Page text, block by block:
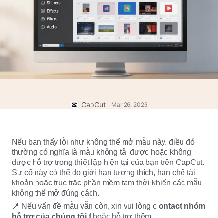
Văn bản và âm thanh
Phụ đề tự động
Nhận dạng lời nói
Chuyển văn bản thành lời nói
Cải thiện giọng nói
Giảm tiếng ồn
Hình ảnh
Tiếp thị
Phong cách sống và vlog
Thiết kế tùy chỉnh
Xem thêm
Tài nguyên
Xu hướng thị trường
Lựa chọn hàng đầu
Xu hướng và mẹo về mẫu
Xem thêm
Mẫu theo ngành
Mẫu tổng kết
Trung tâm tin cậy
Trung tâm trợ giúp
Phòng tin tức
Mở CapCut
CapCut Mar 26, 2026
Nếu bạn thấy lỗi như không thể mở mẫu này, điều đó
thường có nghĩa là mẫu không tải được hoặc không
được hỗ trợ trong thiết lập hiện tại của bạn trên CapCut.
Sự cố này có thể do giới hạn tương thích, hạn chế tài
khoản hoặc trục trặc phần mềm tạm thời khiến các mẫu
không thể mở đúng cách.
📍 Nếu vấn đề mẫu vẫn còn, xin vui lòng c ontact nhóm
hỗ trợ của chúng tôi f hoặc hỗ trợ thêm.